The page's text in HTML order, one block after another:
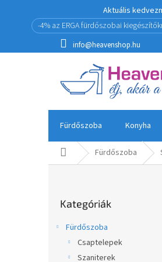
Aktuális
-4% az ERGA fürdőszobai
info@heavenshop.hu
Fürdőszoba Konyha
KezdőlapFürdőszoba
átugrása
Kategóriák
Fürdőszoba
Csaptelepek
Szaniterek